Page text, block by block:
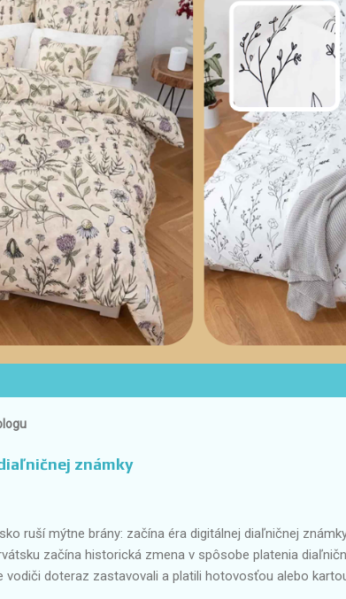
známky
ruší mýtne brány: začína éra digitálnej diaľničnej
začína historická zmena v spôsobe platenia
vodiči doteraz zastavovali a platili hotovosťou alebo